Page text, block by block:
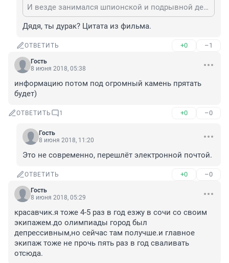
И везде занимался шпионской и подрывной деятельностью?
Дядя, ты дурак? Цитата из фильма.
ОТВЕТИТЬ +0 –1
Гость
8 июня 2018, 05:38
информацию потом под огромный камень прятать
будет)
ОТВЕТИТЬ 1 +0 –0
Гость
8 июня 2018, 11:20
Это не современно, перешлёт электронной почтой.
ОТВЕТИТЬ +0 –0
Гость
8 июня 2018, 05:29
красавчик.я тоже 4-5 раз в год езжу в сочи со своим
экипажем.до олимпиады город был
депрессивным,но сейчас там получше.и главное
экипаж тоже не прочь пять раз в год сваливать
отсюда.